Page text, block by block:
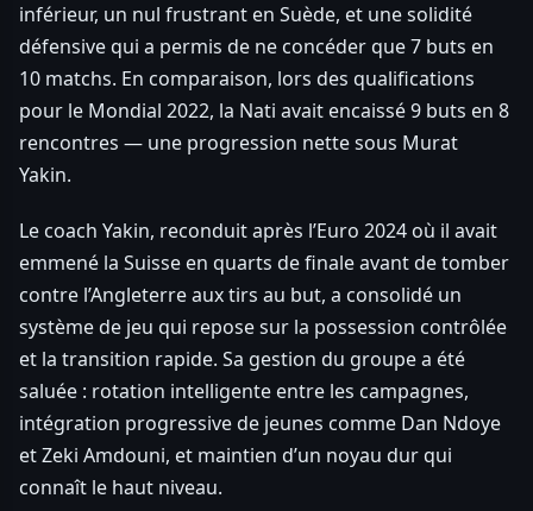
inférieur, un nul frustrant en Suède, et une solidité
défensive qui a permis de ne concéder que 7 buts en
10 matchs. En comparaison, lors des qualifications
pour le Mondial 2022, la Nati avait encaissé 9 buts en 8
rencontres — une progression nette sous Murat
Yakin.
Le coach Yakin, reconduit après l’Euro 2024 où il avait
emmené la Suisse en quarts de finale avant de tomber
contre l’Angleterre aux tirs au but, a consolidé un
système de jeu qui repose sur la possession contrôlée
et la transition rapide. Sa gestion du groupe a été
saluée : rotation intelligente entre les campagnes,
intégration progressive de jeunes comme Dan Ndoye
et Zeki Amdouni, et maintien d’un noyau dur qui
connaît le haut niveau.